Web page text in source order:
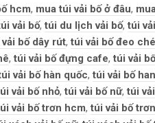
hcm, mua túi vải bố ở đâu,
vải bố,túi du lịch vải bố,túi
bố dây rút,túi vải bố đeo
,túi vải bố đựng cafe,túi vải
vải bố hàn quốc,túi vải bố
vải bố nhỏ,túi vải bố nữ,túi
vải bố trơn hcm,túi vải bố